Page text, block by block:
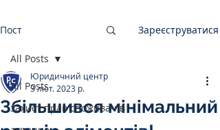
Пост Зареєструватися
All Posts
захист прав споживачів
All Posts
Збільшився мінімальний
Юридичний центр
3 лют. 2023 р.